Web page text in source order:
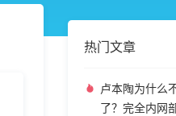
热门文章
卢本陶为什么
了？完全内网